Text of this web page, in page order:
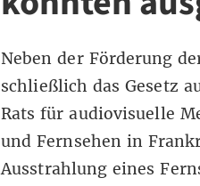
Neben der Förderung
schließlich das Gesetz
Rats für audiovisuelle
und Fernsehen in
Ausstrahlung eines